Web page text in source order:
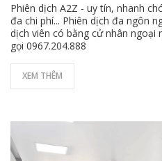
Phiên dịch A2Z - uy tín, nhanh
đa chi phí... Phiên dịch đa ngôn
dịch viên có bằng cử nhân ngoại
gọi 0967.204.888
XEM THÊM